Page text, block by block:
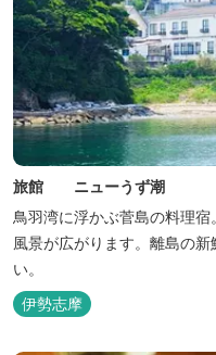
旅館 ニューうず潮
鳥羽湾に浮かぶ菅島の料理
風景が広がります。離島の
い。
伊勢志摩